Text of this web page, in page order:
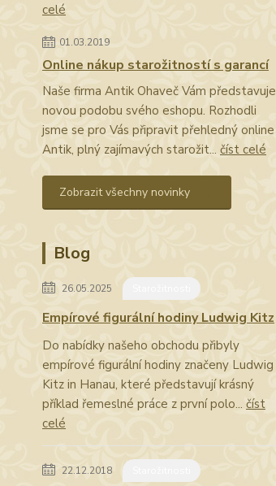
celé
01.03.2019
Online nákup starožitností s garancí
Naše firma Antik Ohaveč Vám představuje
novou podobu svého eshopu. Rozhodli
jsme se pro Vás připravit přehledný online
Antik, plný zajímavých starožit... číst celé
Zobrazit všechny novinky
Blog
26.05.2025
Empírové figurální hodiny Ludwig Kitz
Do nabídky našeho obchodu přibyly
empírové figurální hodiny značeny Ludwig
Kitz in Hanau, které představují krásný
příklad řemeslné práce z první polo... číst
celé
22.12.2018